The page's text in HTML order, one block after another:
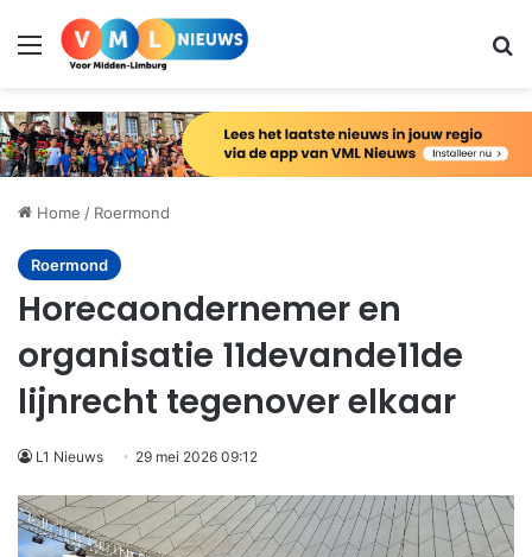
Menu
Home / Roermond
Roermond
Horecaondernemer en
organisatie 11devande11de
lijnrecht tegenover elkaar
L1 Nieuws 29 mei 2026 09:12